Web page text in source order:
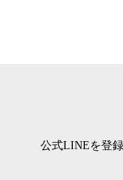
公式LINEを登